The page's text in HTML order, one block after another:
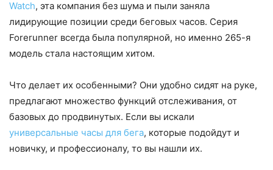
Watch, эта компания без шума и пыли заняла
лидирующие позиции среди беговых часов. Серия
Forerunner всегда была популярной, но именно 265-я
модель стала настоящим хитом.
Что делает их особенными? Они удобно сидят на руке,
предлагают множество функций отслеживания, от
базовых до продвинутых. Если вы искали
универсальные часы для бега, которые подойдут и
новичку, и профессионалу, то вы нашли их.